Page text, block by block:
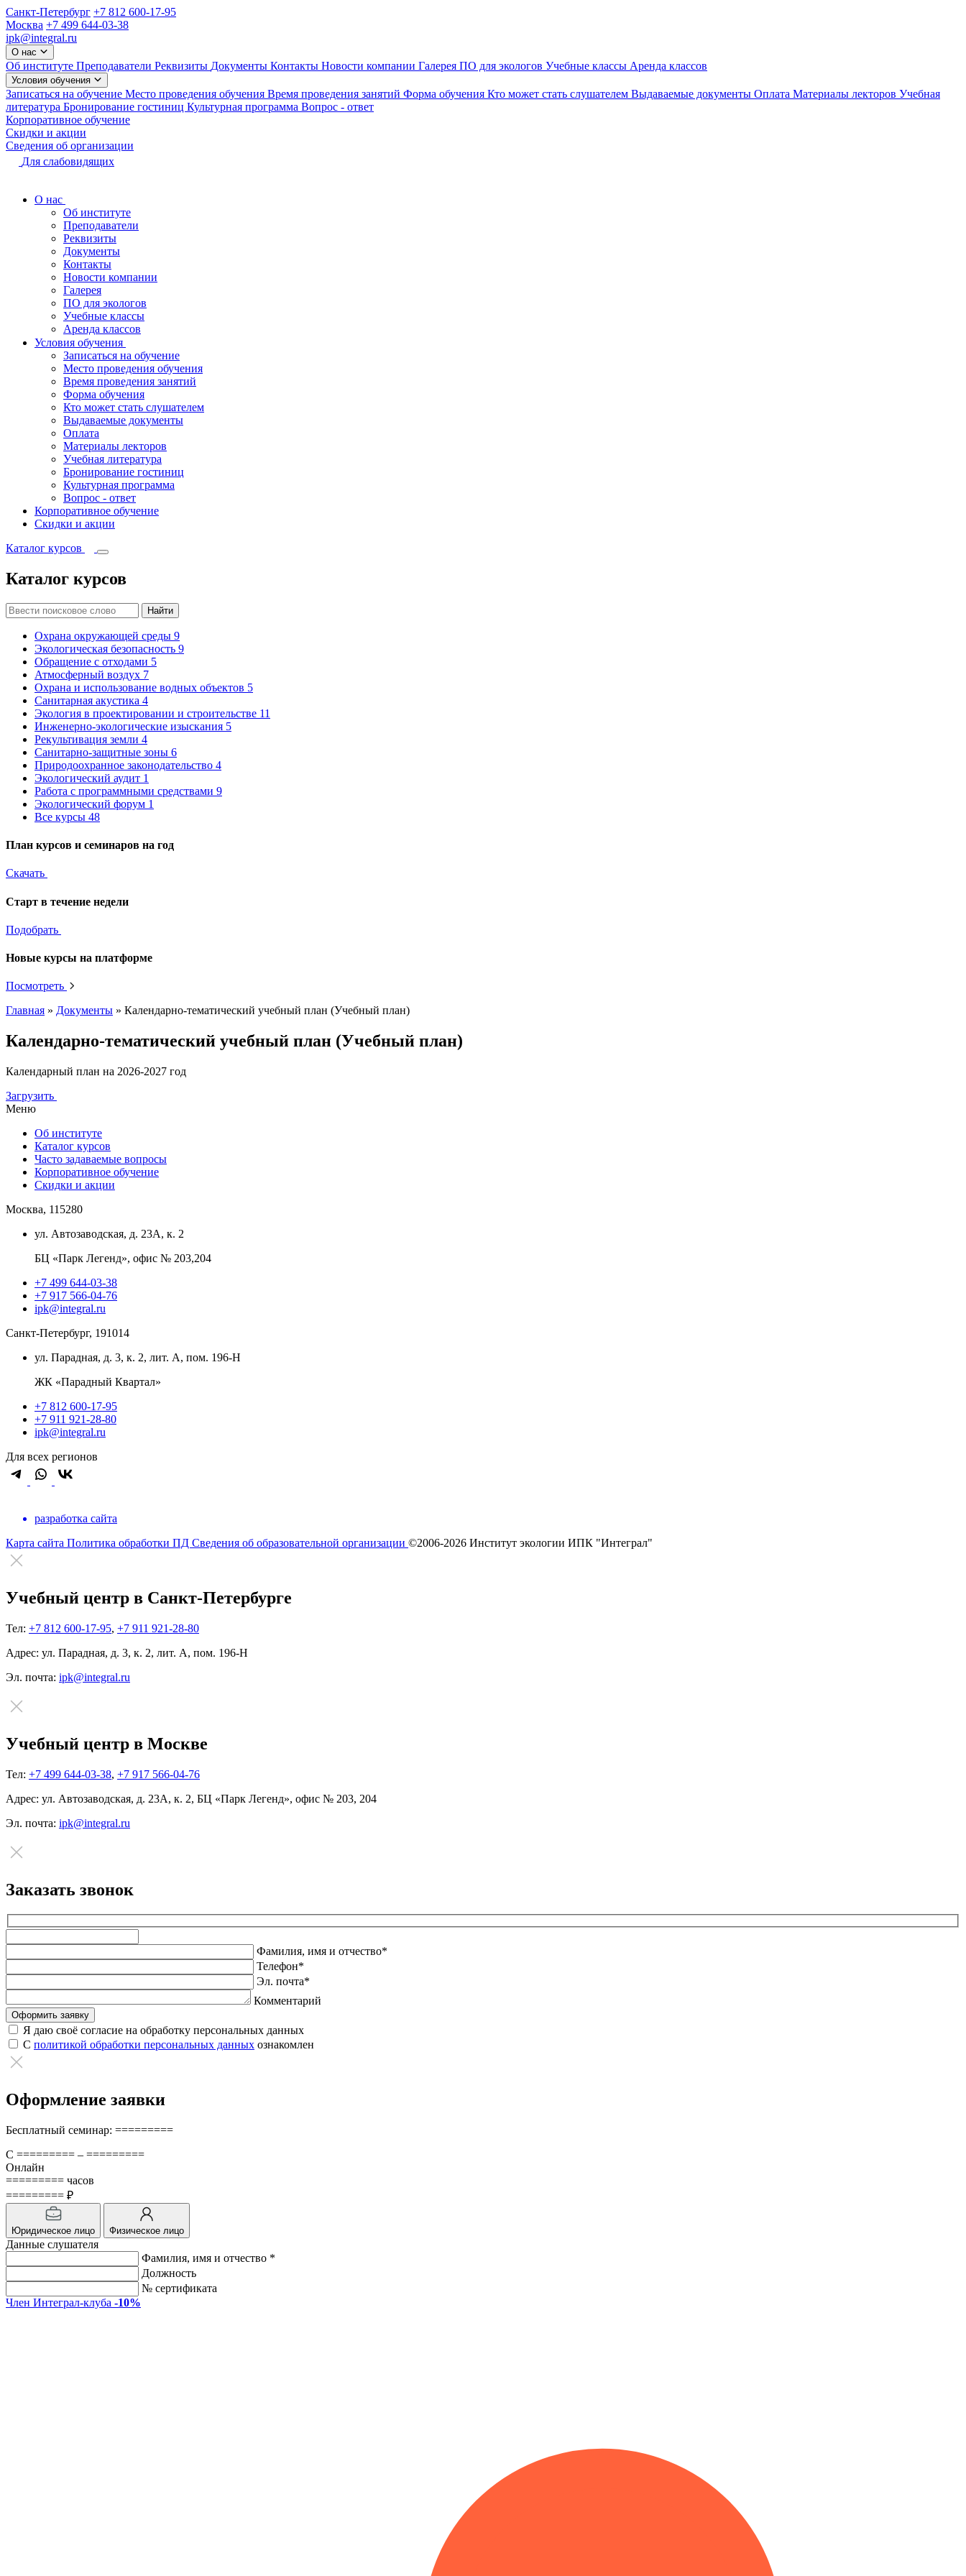
Санкт-Петербург +7 812 600-17-95
Москва +7 499 644-03-38
ipk@integral.ru
О нас
Об институте Преподаватели Реквизиты Документы Контакты Новости компании Галерея ПО для экологов Учебные классы Аренда классов
Условия обучения
Записаться на обучение Место проведения обучения Время проведения занятий Форма обучения Кто может стать слушателем Выдаваемые документы Оплата Материалы лекторов Учебная
литература Бронирование гостиниц Культурная программа Вопрос - ответ
Корпоративное обучение
Скидки и акции
Сведения об организации
Для слабовидящих
О нас
Об институте
Преподаватели
Реквизиты
Документы
Контакты
Новости компании
Галерея
ПО для экологов
Учебные классы
Аренда классов
Условия обучения
Записаться на обучение
Место проведения обучения
Время проведения занятий
Форма обучения
Кто может стать слушателем
Выдаваемые документы
Оплата
Материалы лекторов
Учебная литература
Бронирование гостиниц
Культурная программа
Вопрос - ответ
Корпоративное обучение
Скидки и акции
Каталог курсов
Каталог курсов
Найти
Охрана окружающей среды 9
Экологическая безопасность 9
Обращение с отходами 5
Атмосферный воздух 7
Охрана и использование водных объектов 5
Санитарная акустика 4
Экология в проектировании и строительстве 11
Инженерно-экологические изыскания 5
Рекультивация земли 4
Санитарно-защитные зоны 6
Природоохранное законодательство 4
Экологический аудит 1
Работа с программными средствами 9
Экологический форум 1
Все курсы 48
План курсов и семинаров на год
Скачать
Старт в течение недели
Подобрать
Новые курсы на платформе
Посмотреть
Главная » Документы » Календарно-тематический учебный план (Учебный план)
Календарно-тематический учебный план (Учебный план)
Календарный план на 2026-2027 год
Загрузить
Меню
Об институте
Каталог курсов
Часто задаваемые вопросы
Корпоративное обучение
Скидки и акции
Москва, 115280
ул. Автозаводская, д. 23А, к. 2
БЦ «Парк Легенд», офис № 203,204
+7 499 644-03-38
+7 917 566-04-76
ipk@integral.ru
Санкт-Петербург, 191014
ул. Парадная, д. 3, к. 2, лит. А, пом. 196-Н
ЖК «Парадный Квартал»
+7 812 600-17-95
+7 911 921-28-80
ipk@integral.ru
Для всех регионов
разработка сайта
Карта сайта Политика обработки ПД Сведения об образовательной организации ©2006-2026 Институт экологии ИПК "Интеграл"
Учебный центр в Санкт-Петербурге
Тел: +7 812 600-17-95, +7 911 921-28-80
Адрес: ул. Парадная, д. 3, к. 2, лит. А, пом. 196-Н
Эл. почта: ipk@integral.ru
Учебный центр в Москве
Тел: +7 499 644-03-38, +7 917 566-04-76
Адрес: ул. Автозаводская, д. 23А, к. 2, БЦ «Парк Легенд», офис № 203, 204
Эл. почта: ipk@integral.ru
Заказать звонок
это
поле
пустым.
Фамилия, имя и отчество*
Телефон*
Эл. почта*
Комментарий
Я даю своё согласие на обработку персональных данных
С политикой обработки персональных данных ознакомлен
Оформление заявки
Бесплатный семинар: =========
С ========= – =========
Онлайн
========= часов
========= ₽
Юридическое лицо Физическое лицо
Данные слушателя
Фамилия, имя и отчество *
Должность
№ сертификата
Член Интеграл-клуба -10%